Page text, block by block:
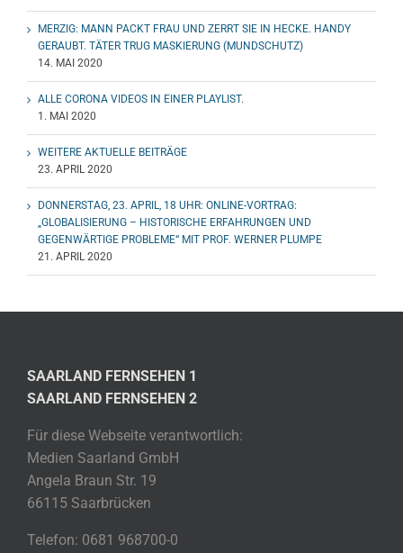
MERZIG: MANN PACKT FRAU UND ZERRT SIE IN HECKE. HANDY
GERAUBT. TÄTER TRUG MASKIERUNG (MUNDSCHUTZ)
14. MAI 2020
ALLE CORONA VIDEOS IN EINER PLAYLIST.
1. MAI 2020
WEITERE AKTUELLE BEITRÄGE
23. APRIL 2020
DONNERSTAG, 23. APRIL, 18 UHR: ONLINE-VORTRAG:
„GLOBALISIERUNG – HISTORISCHE ERFAHRUNGEN UND
GEGENWÄRTIGE PROBLEME“ MIT PROF. WERNER PLUMPE
21. APRIL 2020
SAARLAND FERNSEHEN 1
SAARLAND FERNSEHEN 2
Für diese Webseite verantwortlich:
Medien Saarland GmbH
Angela Braun Str. 19
66115 Saarbrücken
Telefon: 0681 968700-0